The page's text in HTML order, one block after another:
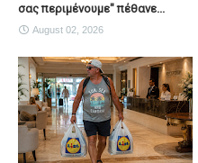
σας περιμένουμε" πέθανε...
August 02, 2026